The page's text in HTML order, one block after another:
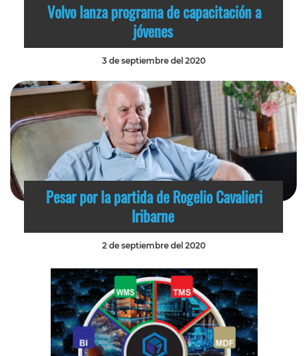
Volvo lanza programa de capacitación a
jóvenes
3 de septiembre del 2020
Pesar por la partida de Rogelio Cavalieri
Iribarne
2 de septiembre del 2020